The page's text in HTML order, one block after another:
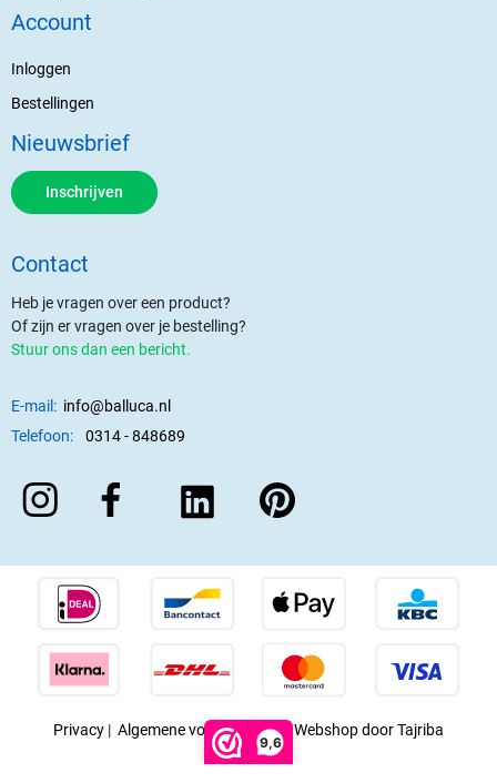
9,6
Account
Inloggen
Bestellingen
Nieuwsbrief
Inschrijven
Contact
Heb je vragen over een product?
Of zijn er vragen over je bestelling?
Stuur ons dan een bericht.
E-mail: info@balluca.nl
Telefoon:
0314 - 848689
Privacy | Algemene voorwaarden |Webshop door Tajriba